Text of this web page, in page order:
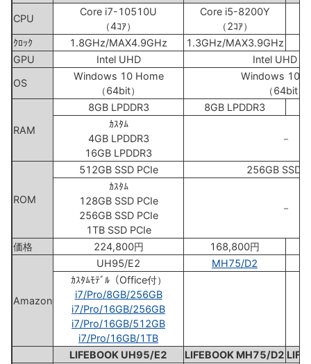
CPU
Core i7-10510U
（4ｺｱ）
Core i5-8200Y
（2ｺｱ）
ｸﾛｯｸ 1.8GHz/MAX4.9GHz
1.3GHz/MAX3.9GHz
GPU
Intel UHD
Intel UHD
OS
Windows 10 Home
（64bit）
Windows 10
（64bit）
RAM
8GB LPDDR3 8GB LPDDR3
ｶｽﾀﾑ
4GB LPDDR3
16GB LPDDR3
－
ROM
512GB SSD PCIe
256GB SSD
ｶｽﾀﾑ
128GB SSD PCIe
256GB SSD PCIe
1TB SSD PCIe
－
価格 224,800円 168,800円
Amazon
UH95/E2
MH75/D2
ｶｽﾀﾑﾓﾃﾞﾙ（Office付）
i7/Pro/8GB/256GB
i7/Pro/16GB/256GB
i7/Pro/16GB/512GB
i7/Pro/16GB/1TB
LIFEBOOK UH95/E2
LIFEBOOK MH75/D2